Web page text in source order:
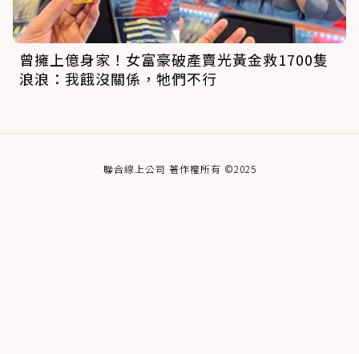
曾擁上億身家！女富豪破產賣光黃金救1700隻
浪浪：我餓沒關係，牠們不行
聯合線上公司 著作權所有 ©2025